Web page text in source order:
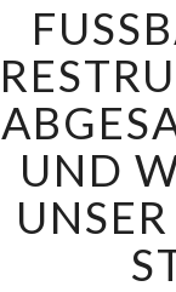
UND
UNSER